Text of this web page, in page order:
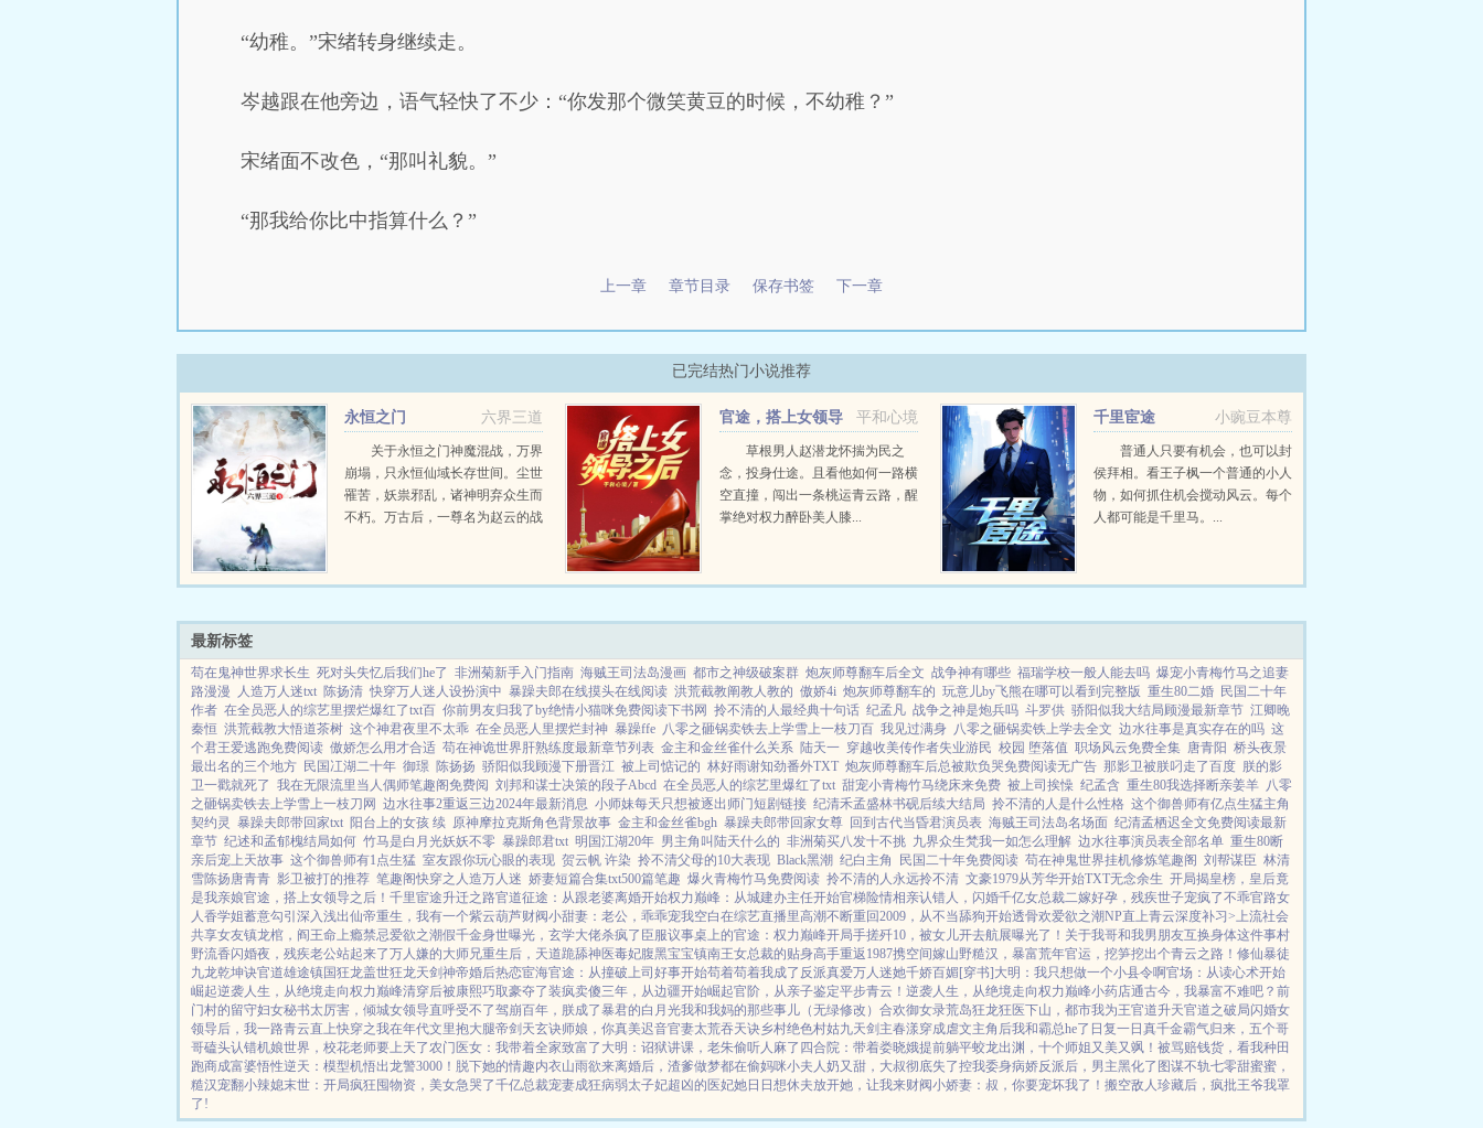
“幼稚。”宋绪转身继续走。
岑越跟在他旁边，语气轻快了不少：“你发那个微笑黄豆的时候，不幼稚？”
宋绪面不改色，“那叫礼貌。”
“那我给你比中指算什么？”
上一章 章节目录 保存书签 下一章
已完结热门小说推荐
六界三道
永恒之门
关于永恒之门神魔混战，万界
崩塌，只永恒仙域长存世间。尘世
罹苦，妖祟邪乱，诸神明弃众生而
不朽。万古后，一尊名为赵云的战
恒仙域，以神之名，君临万道。自
平和心境
官途，搭上女领导
之后！草根男人赵潜龙怀揣为民之
念，投身仕途。且看他如何一路横
空直撞，闯出一条桃运青云路，醒
掌绝对权力醉卧美人膝...
小豌豆本尊
千里宦途
普通人只要有机会，也可以封
侯拜相。看王子枫一个普通的小人
物，如何抓住机会搅动风云。每个
人都可能是千里马。...
最新标签
苟在鬼神世界求长生 死对头失忆后我们he了 非洲菊新手入门指南 海贼王司法岛漫画 都市之神级破案群 炮灰师尊翻车后全文 战争神有哪些 福瑞学校一般人能去吗 爆宠小青梅竹马之追妻
路漫漫
人造万人迷txt 陈扬清 快穿万人迷人设扮演中 暴躁夫郎在线摸头在线阅读 洪荒截教阐教人教的 傲娇4i 炮灰师尊翻车的 玩意儿by飞熊在哪可以看到完整版 重生80二婚 民国二十年
作者 在全员恶人的综艺里摆烂爆红了txt百 你前男友归我了by绝情小猫咪免费阅读下书网 拎不清的人最经典十句话 纪孟凡 战争之神是炮兵吗 斗罗供 骄阳似我大结局顾漫最新章节 江卿晚
秦恒 洪荒截教大悟道茶树 这个神君夜里不太乖 在全员恶人里摆烂封神 暴躁ffe 八零之砸锅卖铁去上学雪上一枝刀百 我见过满身 八零之砸锅卖铁上学去全文 边水往事是真实存在的吗 这
个君王爱逃跑免费阅读 傲娇怎么用才合适 苟在神诡世界肝熟练度最新章节列表 金主和金丝雀什么关系 陆天一 穿越收美传作者失业游民 校园 堕落值 职场风云免费全集 唐青阳 桥头夜景
最出名的三个地方 民国冮湖二十年 御璟 陈扬扬 骄阳似我顾漫下册晋江 被上司惦记的 林好雨谢知劲番外TXT 炮灰师尊翻车后总被欺负哭免费阅读无广告 那影卫被朕叼走了百度 朕的影
卫一戳就死了 我在无限流里当人偶师笔趣阁免费阅 刘邦和谋士决策的段子Abcd 在全员恶人的综艺里爆红了txt 甜宠小青梅竹马绕床来免费 被上司挨懆 纪孟含 重生80我选择断亲姜羊 八零
之砸锅卖铁去上学雪上一枝刀网 边水往事2重返三边2024年最新消息 小师妹每天只想被逐出师门短剧链接 纪清禾孟盛林书砚后续大结局 拎不清的人是什么性格 这个御兽师有亿点生猛主角
契约灵 暴躁夫郎带回家txt 阳台上的女孩 续 原神摩拉克斯角色背景故事 金主和金丝雀bgh 暴躁夫郎带回家女尊 回到古代当昏君演员表 海贼王司法岛名场面 纪清孟栖迟全文免费阅读最新
章节 纪述和孟郁槐结局如何 竹马是白月光妖妖不零 暴躁郎君txt 明国江湖20年 男主角叫陆天什么的 非洲菊买八发十不挑 九界众生梵我一如怎么理解 边水往事演员表全部名单 重生80断
亲后宠上天故事 这个御兽师有1点生猛 室友跟你玩心眼的表现 贺云帆 许染 拎不清父母的10大表现 Black黑潮 纪白主角 民国二十年免费阅读 苟在神鬼世界挂机修炼笔趣阁 刘帮谋臣 林清
雪陈扬唐青青 影卫被打的推荐 笔趣阁快穿之人造万人迷 娇妻短篇合集txt500篇笔趣 爆火青梅竹马免费阅读 拎不清的人永远拎不清 文豪1979从芳华开始TXT无念余生 开局揭皇榜，皇后竟
是我亲娘官途，搭上女领导之后！ 千里宦途升迁之路官道征途：从跟老婆离婚开始权力巅峰：从城建办主任开始官梯险情相亲认错人，闪婚千亿女总裁二嫁好孕，残疾世子宠疯了不乖官路女
人香学姐蓄意勾引 深入浅出仙帝重生，我有一个紫云葫芦财阀小甜妻：老公，乖乖宠我空白在综艺直播里高潮不断重回2009，从不当舔狗开始透骨欢爱欲之潮NP直上青云深度补习>上流社会
共享女友镇龙棺，阎王命上瘾禁忌爱欲之潮假千金身世曝光，玄学大佬杀疯了 臣服议事桌上的官途：权力巅峰开局手搓歼10，被女儿开去航展曝光了！ 关于我哥和我男朋友互换身体这件事村
野流香闪婚夜，残疾老公站起来了万人嫌的大师兄重生后，天道跪舔神医毒妃腹黑宝宝镇南王女总裁的贴身高手重返1987携空间嫁山野糙汉，暴富荒年官运，挖笋挖出个青云之路！ 修仙暴徒
九龙乾坤诀官道雄途镇国狂龙盖世狂龙天剑神帝婚后热恋宦海官途：从撞破上司好事开始苟着苟着我成了反派真爱万人迷她千娇百媚[穿书] 大明：我只想做一个小县令啊官场：从读心术开始
崛起逆袭人生，从绝境走向权力巅峰清穿后被康熙巧取豪夺了装疯卖傻三年，从边疆开始崛起官阶，从亲子鉴定平步青云！ 逆袭人生，从绝境走向权力巅峰小药店通古今，我暴富不难吧？ 前
门村的留守妇女秘书太厉害，倾城女领导直呼受不了驾崩百年，朕成了暴君的白月光我和我妈的那些事儿（无绿修改） 合欢御女录荒岛狂龙狂医下山，都市我为王官道升天官道之破局闪婚女
领导后，我一路青云直上快穿之我在年代文里抱大腿帝剑天玄诀师娘，你真美迟音官妻太荒吞天诀乡村绝色村姑九天剑主春漾穿成虐文主角后我和霸总he了 日复一日 真千金霸气归来，五个哥
哥磕头认错机娘世界，校花老师要上天了农门医女：我带着全家致富了 大明：诏狱讲课，老朱偷听人麻了 四合院：带着娄晓娥提前躺平蛟龙出渊，十个师姐又美又飒！ 被骂赔钱货，看我种田
跑商成富婆悟性逆天：模型机悟出龙警3000！ 脱下她的情趣内衣山雨欲来离婚后，渣爹做梦都在偷妈咪小夫人奶又甜，大叔彻底失了控我委身病娇反派后，男主黑化了 图谋不轨七零甜蜜蜜，
糙汉宠翻小辣媳末世：开局疯狂囤物资，美女急哭了千亿总裁宠妻成狂病弱太子妃超凶的 医妃她日日想休夫放开她，让我来财阀小娇妻：叔，你要宠坏我了！ 搬空敌人珍藏后，疯批王爷我罩
了!